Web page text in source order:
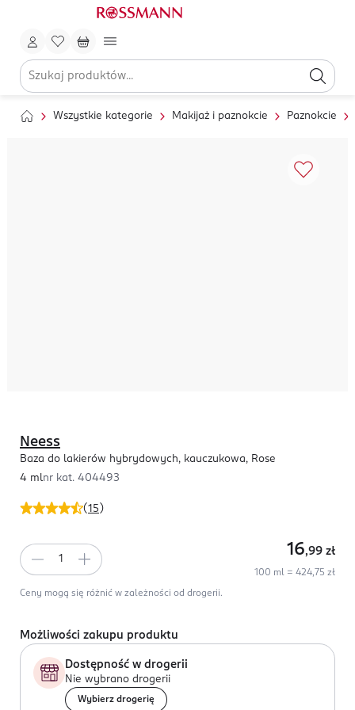
Wszystkie kategorie Makijaż i paznokcie Paznokcie
(15 )
Neess
Baza do lakierów hybrydowych, kauczukowa, Rose
4 mlnr kat. 404493
16,99 zł
100 ml = 424,75 zł
Ceny mogą się różnić w zależności od drogerii.
Możliwości zakupu produktu
Dostępność w drogerii
Nie wybrano drogerii
Wybierz drogerię